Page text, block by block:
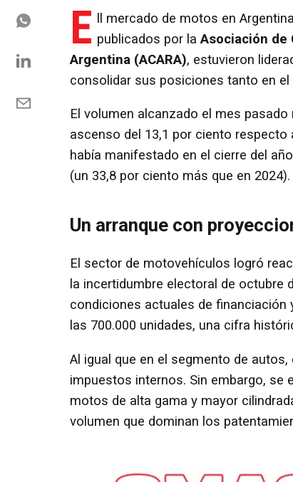
E ll mercado de motos en
publicados por laAsociación de
Argentina (ACARA), estuvieron
consolidar sus posiciones tanto en
El volumen alcanzado el mes
ascenso del 13,1 por ciento
había manifestado en el cierre del
(un 33,8 por ciento más que en 2024).
Un arranque con
El sector de motovehículos logró
la incertidumbre electoral de octubre
condiciones actuales de financiación
las 700.000 unidades, una cifra
Al igual que en el segmento de
impuestos internos. Sin embargo, se
motos de alta gama y mayor
volumen que dominan los